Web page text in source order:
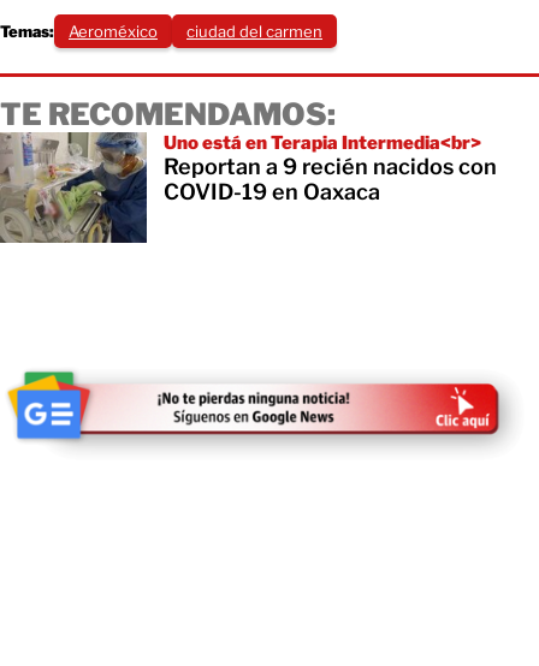
Temas: Aeroméxico ciudad del carmen
TE RECOMENDAMOS:
Uno está en Terapia Intermedia<br>
Reportan a 9 recién nacidos con
COVID-19 en Oaxaca